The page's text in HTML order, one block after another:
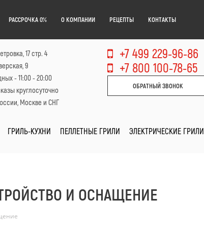
РАССРОЧКА 0% О КОМПАНИИ РЕЦЕПТЫ КОНТАКТЫ
17 стр. 4
9
- 11:00 - 20:00
круглосуточно
Москве и СНГ
+7 499 229-96-86
+7 800 100-78-65
ОБРАТНЫЙ ЗВОНОК
ГРИЛЬ-КУХНИ ПЕЛЛЕТНЫЕ ГРИЛИ ЭЛЕКТРИЧЕСКИЕ ГРИЛИ
И ОСНАЩЕНИЕ